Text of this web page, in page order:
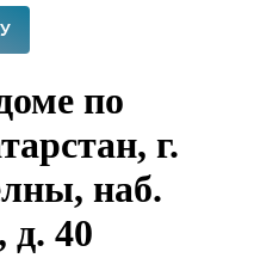
по
г.
наб.
д. 40